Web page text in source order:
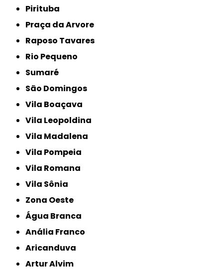
Pirituba
Praça da Arvore
Raposo Tavares
Rio Pequeno
Sumaré
São Domingos
Vila Boaçava
Vila Leopoldina
Vila Madalena
Vila Pompeia
Vila Romana
Vila Sônia
Zona Oeste
Água Branca
Anália Franco
Aricanduva
Artur Alvim